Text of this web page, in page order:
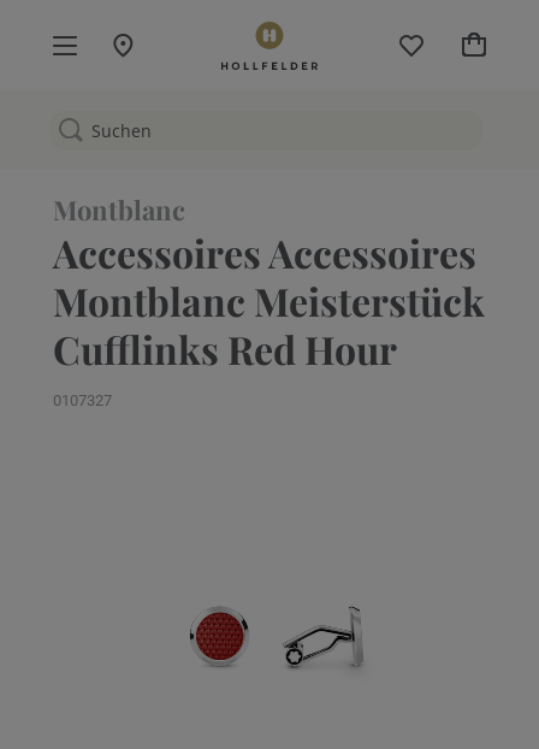
Mein
Montblanc
Accessoires Accessoires
Montblanc Meisterstück
Cufflinks Red Hour
0107327